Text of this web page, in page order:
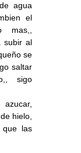
agua
el
mas,,
subir al
se
saltar
sigo
hielo,
que las